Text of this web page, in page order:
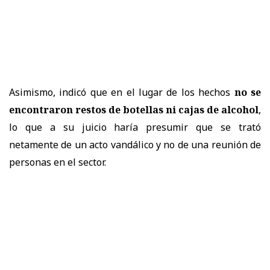
Asimismo, indicó que en el lugar de los hechos no se
encontraron restos de botellas ni cajas de alcohol,
lo que a su juicio haría presumir que se trató
netamente de un acto vandálico y no de una reunión de
personas en el sector.